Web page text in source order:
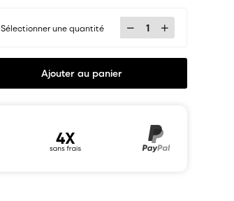
Sélectionner une quantité
Ajouter au panier